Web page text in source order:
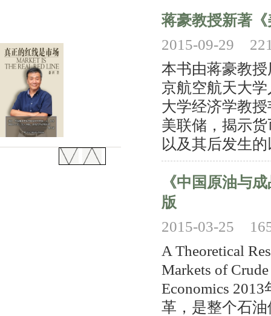
蒋豪教授新著
2015-09-29
本书由蒋豪教
京航空航天大
大学经济学教
美联储，揭示
以及其后发生
《中国原油与
版
2015-03-25
A Theoretical
Markets of
Economics
革，是整个石